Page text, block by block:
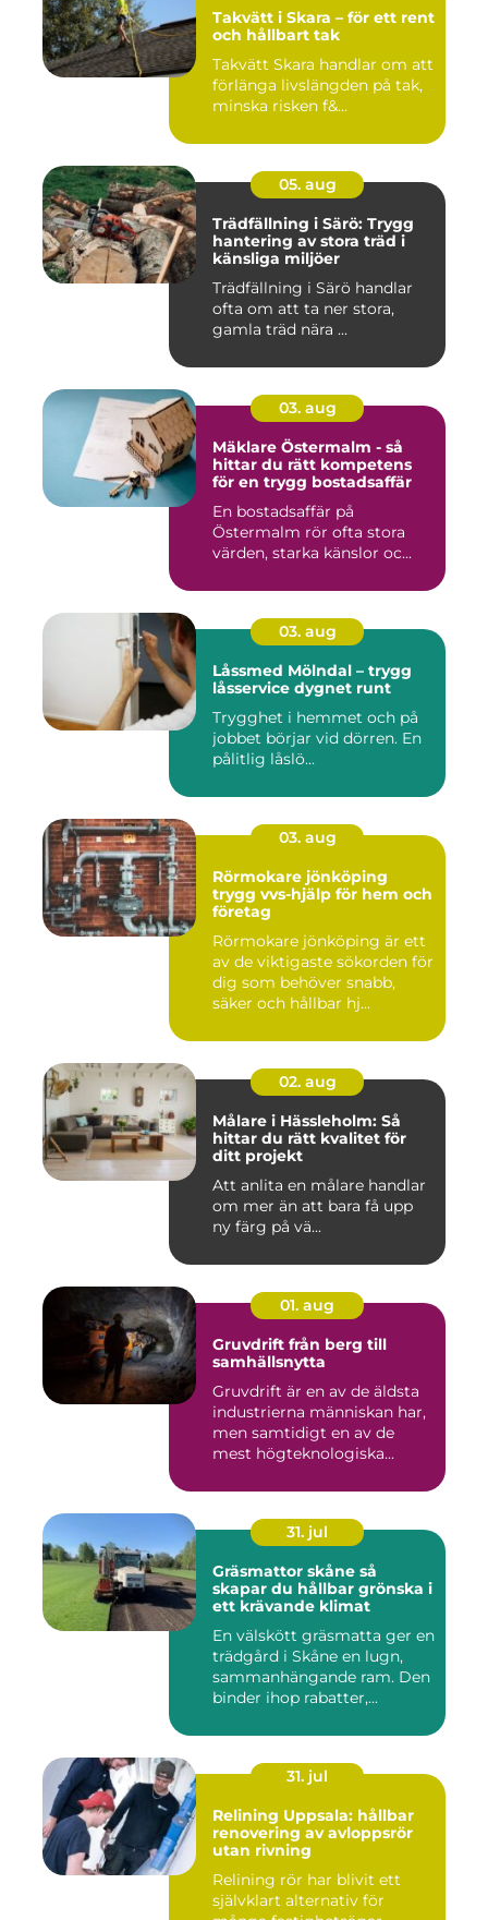
Takvätt i Skara – för ett rent
och hållbart tak
Takvätt Skara handlar om att
förlänga livslängden på tak,
minska risken f&...
05. aug
Trädfällning i Särö: Trygg
hantering av stora träd i
känsliga miljöer
Trädfällning i Särö handlar
ofta om att ta ner stora,
gamla träd nära ...
03. aug
Mäklare Östermalm - så
hittar du rätt kompetens
för en trygg bostadsaffär
En bostadsaffär på
Östermalm rör ofta stora
värden, starka känslor oc...
03. aug
Låssmed Mölndal – trygg
låsservice dygnet runt
Trygghet i hemmet och på
jobbet börjar vid dörren. En
pålitlig låslö...
03. aug
Rörmokare jönköping
trygg vvs-hjälp för hem och
företag
Rörmokare jönköping är ett
av de viktigaste sökorden för
dig som behöver snabb,
säker och hållbar hj...
02. aug
Målare i Hässleholm: Så
hittar du rätt kvalitet för
ditt projekt
Att anlita en målare handlar
om mer än att bara få upp
ny färg på vä...
01. aug
Gruvdrift från berg till
samhällsnytta
Gruvdrift är en av de äldsta
industrierna människan har,
men samtidigt en av de
mest högteknologiska...
31. jul
Gräsmattor skåne så
skapar du hållbar grönska i
ett krävande klimat
En välskött gräsmatta ger en
trädgård i Skåne en lugn,
sammanhängande ram. Den
binder ihop rabatter,...
31. jul
Relining Uppsala: hållbar
renovering av avloppsrör
utan rivning
Relining rör har blivit ett
självklart alternativ för